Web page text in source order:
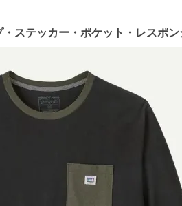
ステッカー・ポケット・レスポン